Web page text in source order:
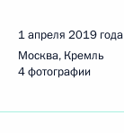
1 апреля 2019 года
Москва, Кремль
4 фотографии